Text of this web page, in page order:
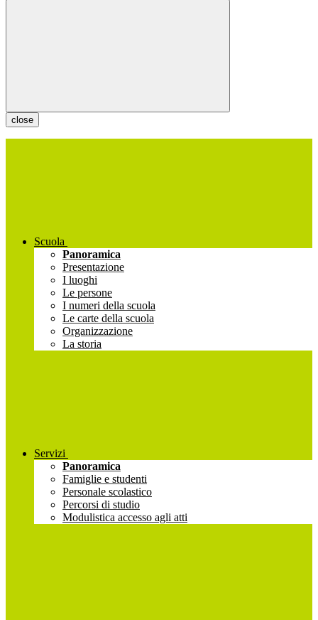
close
Scuola
Panoramica
Presentazione
I luoghi
Le persone
I numeri della scuola
Le carte della scuola
Organizzazione
La storia
Servizi
Panoramica
Famiglie e studenti
Personale scolastico
Percorsi di studio
Modulistica accesso agli atti